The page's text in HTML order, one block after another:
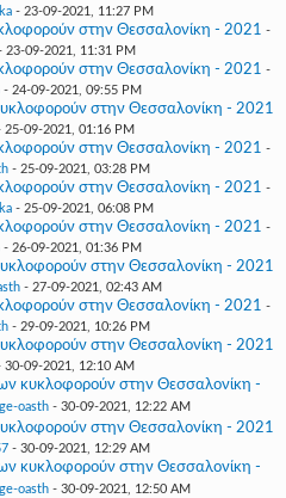
- 23-09-2021, 11:27 PM
στην Θεσσαλονίκη - 2021 -
23-09-2021, 11:31 PM
στην Θεσσαλονίκη - 2021 -
- 24-09-2021, 09:55 PM
στην Θεσσαλονίκη - 2021
25-09-2021, 01:16 PM
στην Θεσσαλονίκη - 2021 -
- 25-09-2021, 03:28 PM
στην Θεσσαλονίκη - 2021 -
- 25-09-2021, 06:08 PM
στην Θεσσαλονίκη - 2021 -
- 26-09-2021, 01:36 PM
στην Θεσσαλονίκη - 2021
- 27-09-2021, 02:43 AM
στην Θεσσαλονίκη - 2021 -
- 29-09-2021, 10:26 PM
στην Θεσσαλονίκη - 2021
30-09-2021, 12:10 AM
κυκλοφορούν στην Θεσσαλονίκη -
oasth- 30-09-2021, 12:22 AM
στην Θεσσαλονίκη - 2021
- 30-09-2021, 12:29 AM
κυκλοφορούν στην Θεσσαλονίκη -
oasth- 30-09-2021, 12:50 AM